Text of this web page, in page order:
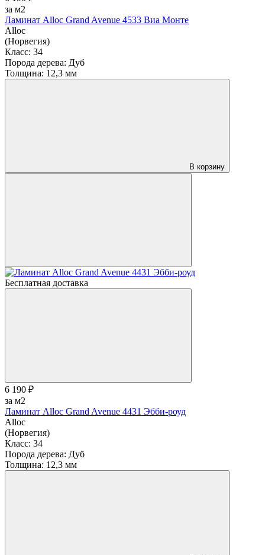
за м2
Ламинат Alloc Grand Avenue 4533 Виа Монте
Alloc
(Норвегия)
Класс: 34
Порода дерева: Дуб
Толщина: 12,3 мм
В корзину
Бесплатная доставка
6 190 ₽
за м2
Ламинат Alloc Grand Avenue 4431 Эбби-роуд
Alloc
(Норвегия)
Класс: 34
Порода дерева: Дуб
Толщина: 12,3 мм